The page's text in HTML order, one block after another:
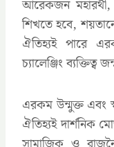
আরেকজন মহারথী,
শিখতে হবে,
ঐতিহ্যই পারে
চ্যালেঞ্জিং ব্যক্তিত্ব
এরকম উন্মুক্ত এবং
ঐতিহ্যই দার্শনিক